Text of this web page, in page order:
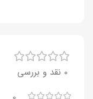
0 نقد و بررسی